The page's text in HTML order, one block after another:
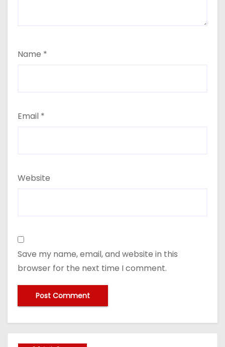
Name *
Email *
Website
Save my name, email, and website in this
browser for the next time I comment.